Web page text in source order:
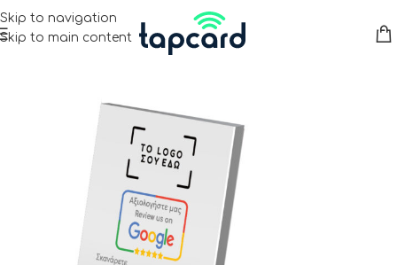
Skip to navigation
Skip to main content